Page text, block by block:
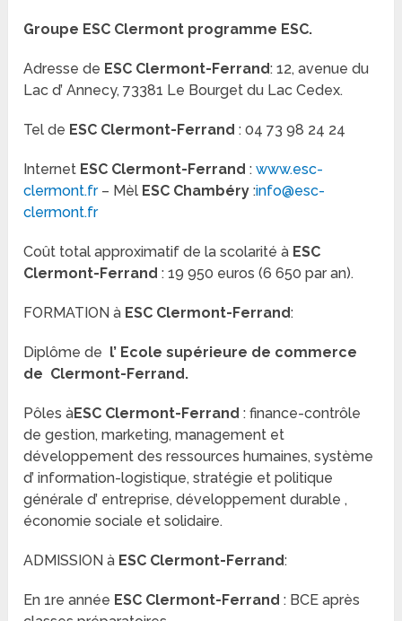
Groupe ESC Clermont programme ESC.
Adresse de ESC Clermont-Ferrand: 12, avenue du
Lac d’ Annecy, 73381 Le Bourget du Lac Cedex.
Tel de ESC Clermont-Ferrand : 04 73 98 24 24
Internet ESC Clermont-Ferrand :www.esc-
clermont.fr– Mèl ESC Chambéry :info@esc-
clermont.fr
Coût total approximatif de la scolarité à ESC
Clermont-Ferrand : 19 950 euros (6 650 par an).
FORMATION à ESC Clermont-Ferrand:
Diplôme de l’ Ecole supérieure de commerce
de Clermont-Ferrand.
Pôles àESC Clermont-Ferrand: finance-contrôle
de gestion, marketing, management et
développement des ressources humaines, système
d’ information-logistique, stratégie et politique
générale d’ entreprise, développement durable ,
économie sociale et solidaire.
ADMISSION à ESC Clermont-Ferrand:
En 1re année ESC Clermont-Ferrand : BCE après